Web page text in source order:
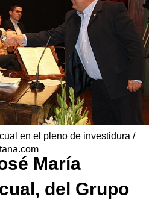
María
del Grupo
en el pleno de investidura /